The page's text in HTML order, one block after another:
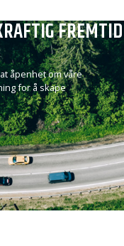
FREMTID
åpenhet om våre
for å skape